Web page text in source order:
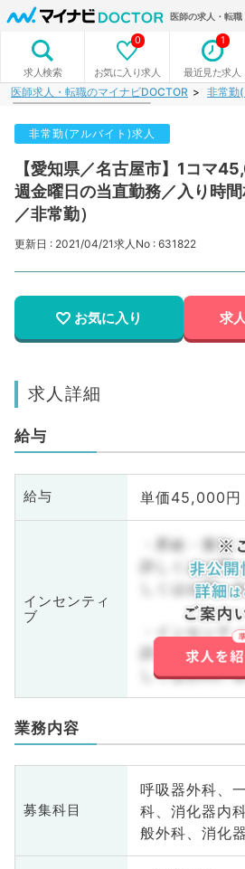
医師の求人・転
求人検索 お気に入り求人
0
最近見た求人
1
医師求人・転職のマイナビDOCTOR 非常勤
非常勤(アルバイト)求人
【愛知県／名古屋市】1コマ
週金曜日の当直勤務／入り時
／非常勤）
更新日 : 2021/04/21求人No : 631822
お気に入り 求
求人詳細
給与
給与 単価45,000
インセンティ
ブ
・昇給・賞与
詳しくはお問
しくはお問い
・インセンテ
詳しくはお問
しくはお問い
業務内容
募集科目
呼吸器外科、
科、消化器内
般外科、消化